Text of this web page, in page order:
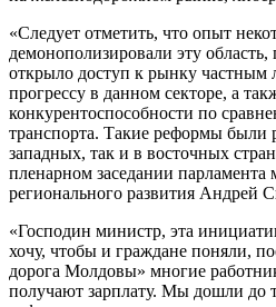
«Следует отметить, что опыт
демонополизировали эту область,
открыло доступ к рынку частным
прогрессу в данном секторе, а
конкурентоспо­собности по
транспорта. Такие реформы были
западных, так и в восточных
пленарном заседа­нии
регионального развития Андрей
«Господин министр, эта
хочу, чтобы и граждане поняли,
дорога Молдовы» многие
получают зарплату. Мы дошли до